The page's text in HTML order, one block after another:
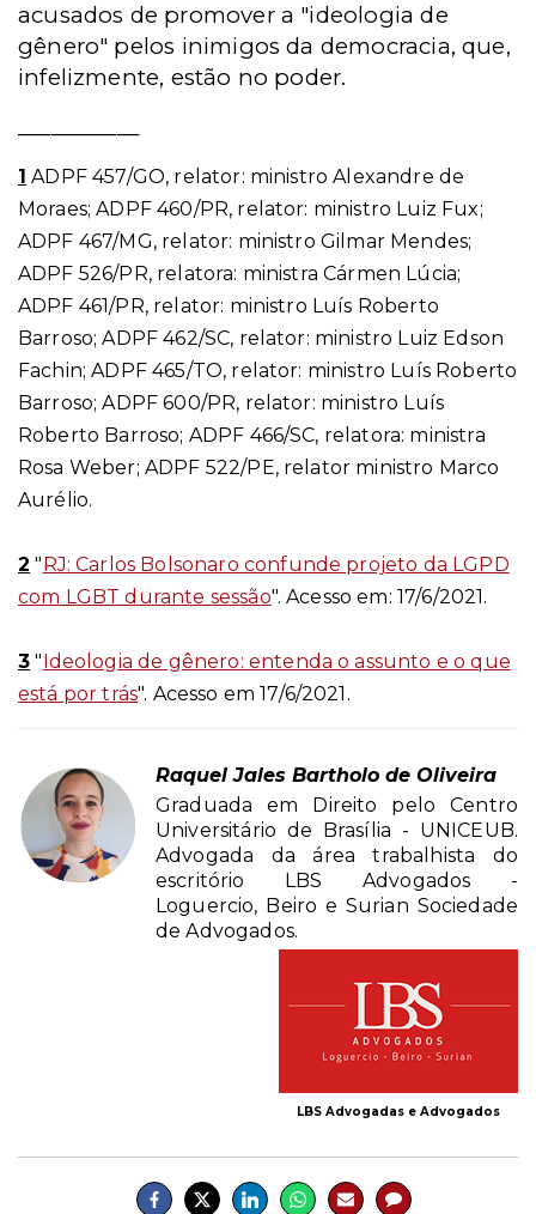
acusados de promover a "ideologia de
gênero" pelos inimigos da democracia, que,
infelizmente, estão no poder.
1 ADPF 457/GO, relator: ministro Alexandre de
Moraes; ADPF 460/PR, relator: ministro Luiz Fux;
ADPF 467/MG, relator: ministro Gilmar Mendes;
ADPF 526/PR, relatora: ministra Cármen Lúcia;
ADPF 461/PR, relator: ministro Luís Roberto
Barroso; ADPF 462/SC, relator: ministro Luiz Edson
Fachin; ADPF 465/TO, relator: ministro Luís Roberto
Barroso; ADPF 600/PR, relator: ministro Luís
Roberto Barroso; ADPF 466/SC, relatora: ministra
Rosa Weber; ADPF 522/PE, relator ministro Marco
Aurélio.
2 " RJ: Carlos Bolsonaro confunde projeto da LGPD
com LGBT durante sessão". Acesso em: 17/6/2021.
3 " Ideologia de gênero: entenda o assunto e o que
está por trás". Acesso em 17/6/2021.
Raquel Jales Bartholo de Oliveira
Graduada em Direito pelo Centro
Universitário de Brasília - UNICEUB.
Advogada da área trabalhista do
escritório LBS Advogados -
Loguercio, Beiro e Surian Sociedade
de Advogados.
LBS Advogadas e Advogados